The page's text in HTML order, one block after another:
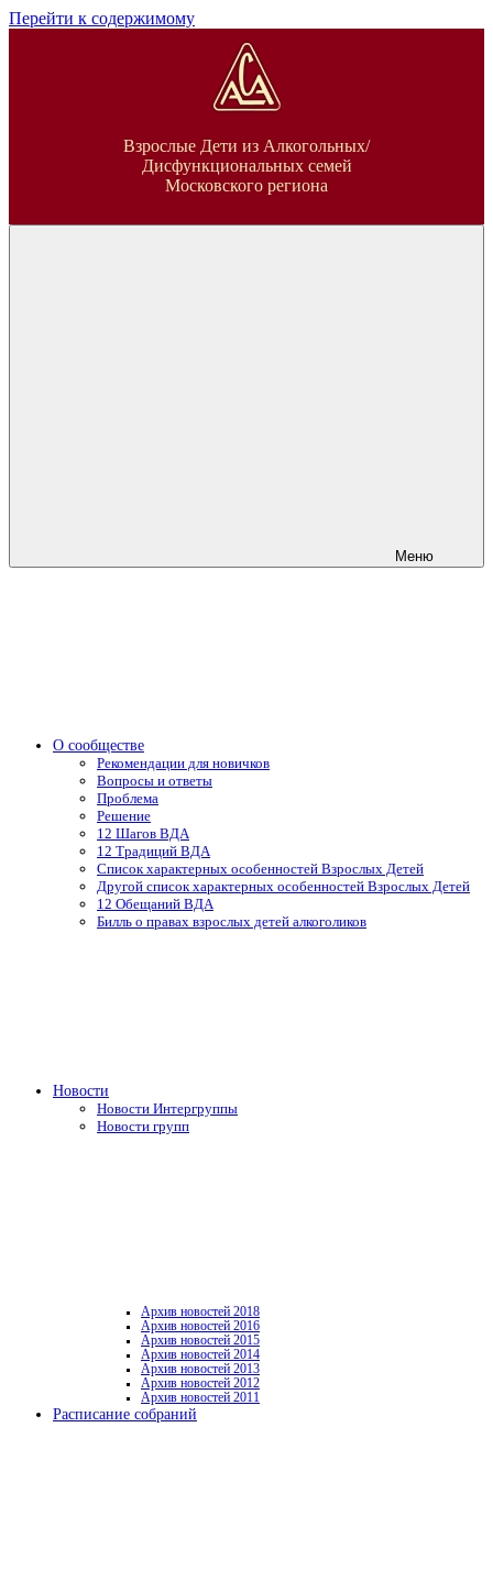
Перейти к содержимому
ВДАВзрослые Дети из Алкогольных/
Дисфункциональных семей
Московского региона
Меню
О сообществе
Рекомендации для новичков
Вопросы и ответы
Проблема
Решение
12 Шагов ВДА
12 Традиций ВДА
Список характерных особенностей Взрослых Детей
Другой список характерных особенностей Взрослых Детей
12 Обещаний ВДА
Билль о правах взрослых детей алкоголиков
Новости
Новости Интергруппы
Новости групп
Архив новостей 2018
Архив новостей 2016
Архив новостей 2015
Архив новостей 2014
Архив новостей 2013
Архив новостей 2012
Архив новостей 2011
Расписание собраний